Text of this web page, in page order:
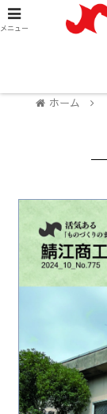
ホーム
メニュー